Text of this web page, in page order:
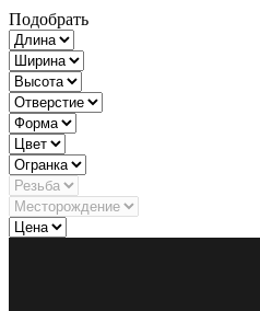
Подобрать